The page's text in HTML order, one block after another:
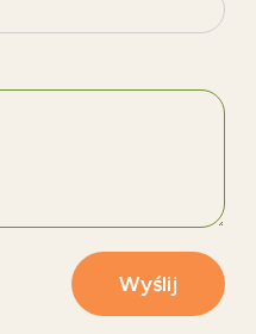
Wyślij